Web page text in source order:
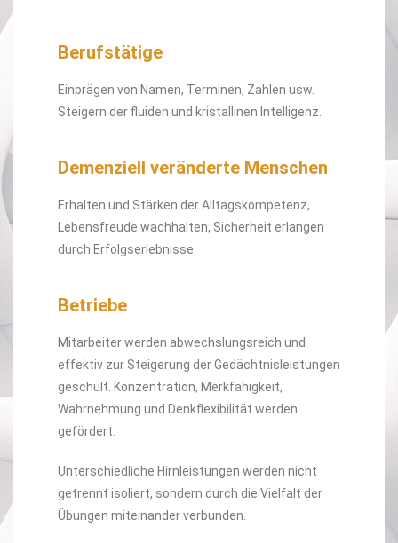
Berufstätige
Einprägen von Namen, Terminen, Zahlen usw.
Steigern der fluiden und kristallinen Intelligenz.
Demenziell veränderte Menschen
Erhalten und Stärken der Alltagskompetenz,
Lebensfreude wachhalten, Sicherheit erlangen
durch Erfolgserlebnisse.
Betriebe
Mitarbeiter werden abwechslungsreich und
effektiv zur Steigerung der Gedächtnisleistungen
geschult. Konzentration, Merkfähigkeit,
Wahrnehmung und Denkflexibilität werden
gefördert.
Unterschiedliche Hirnleistungen werden nicht
getrennt isoliert, sondern durch die Vielfalt der
Übungen miteinander verbunden.